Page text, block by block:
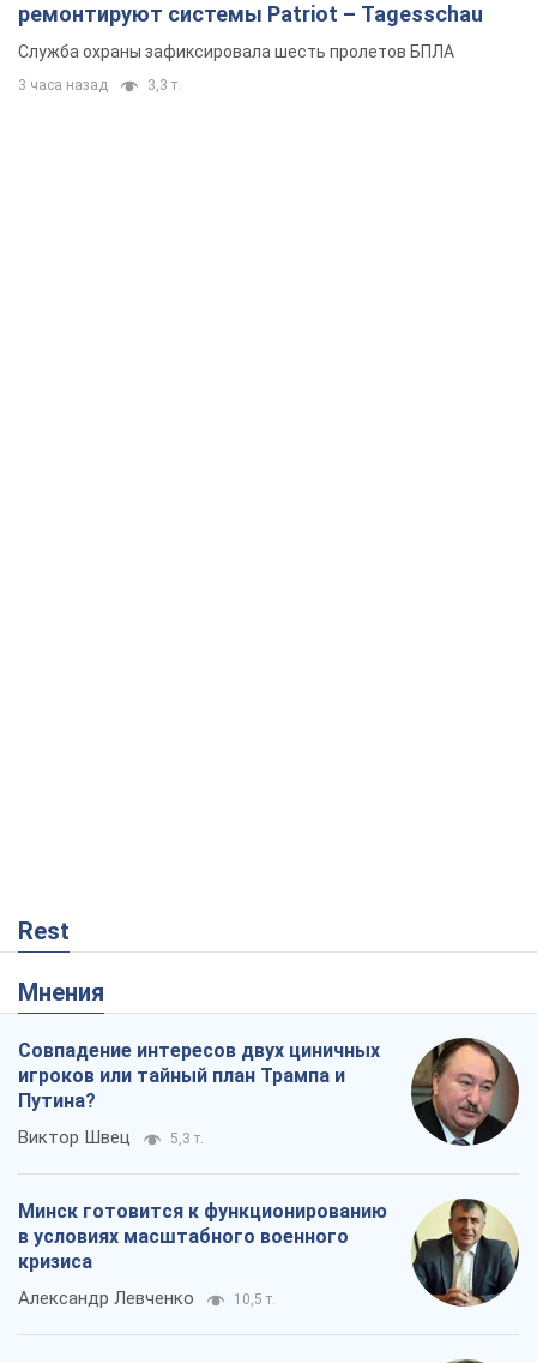
ремонтируют системы Patriot – Tagesschau
Служба охраны зафиксировала шесть пролетов БПЛА
3 часа назад 3,3 т.
Rest
Мнения
Совпадение интересов двух циничных
игроков или тайный план Трампа и
Путина?
Виктор Швец 5,3 т.
Минск готовится к функционированию
в условиях масштабного военного
кризиса
Александр Левченко 10,5 т.